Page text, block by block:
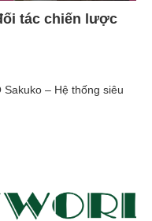
tác chiến lược
– Hệ thống siêu